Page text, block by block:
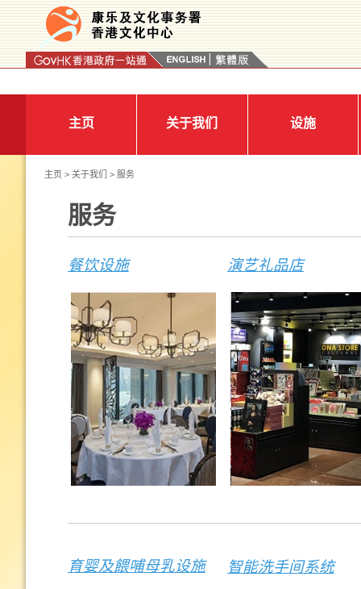
主页 关于我们 设施
主页 > 关于我们 > 服务
服务
餐饮设施 演艺礼品店
育婴及餵哺母乳设施 智能洗手间系统